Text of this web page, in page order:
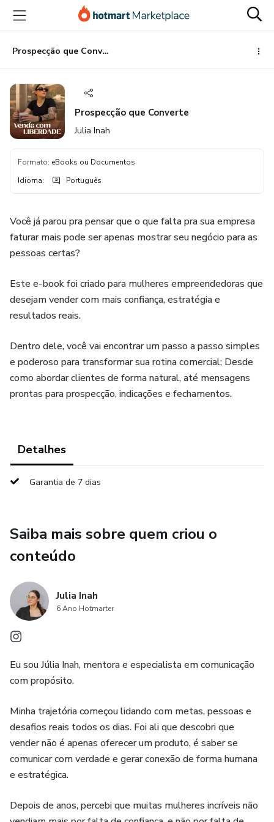
para
conteúdo
principal
para
pagamento
para
rodapé
Prospecção que Converte
Prospecção que Converte
Julia Inah
Formato: eBooks ou Documentos
Idioma: Português
Você já parou pra pensar que o que falta pra sua empresa
faturar mais pode ser apenas mostrar seu negócio para as
pessoas certas?
Este e-book foi criado para mulheres empreendedoras que
desejam vender com mais confiança, estratégia e
resultados reais.
Dentro dele, você vai encontrar um passo a passo simples
e poderoso para transformar sua rotina comercial; Desde
como abordar clientes de forma natural, até mensagens
prontas para prospecção, indicações e fechamentos.
Detalhes
Garantia de 7 dias
Saiba mais sobre quem criou o
conteúdo
Julia Inah
6 Ano Hotmarter
Eu sou Júlia Inah, mentora e especialista em comunicação
com propósito.
Minha trajetória começou lidando com metas, pessoas e
desafios reais todos os dias. Foi ali que descobri que
vender não é apenas oferecer um produto, é saber se
comunicar com verdade e gerar conexão de forma humana
e estratégica.
Depois de anos, percebi que muitas mulheres incríveis não